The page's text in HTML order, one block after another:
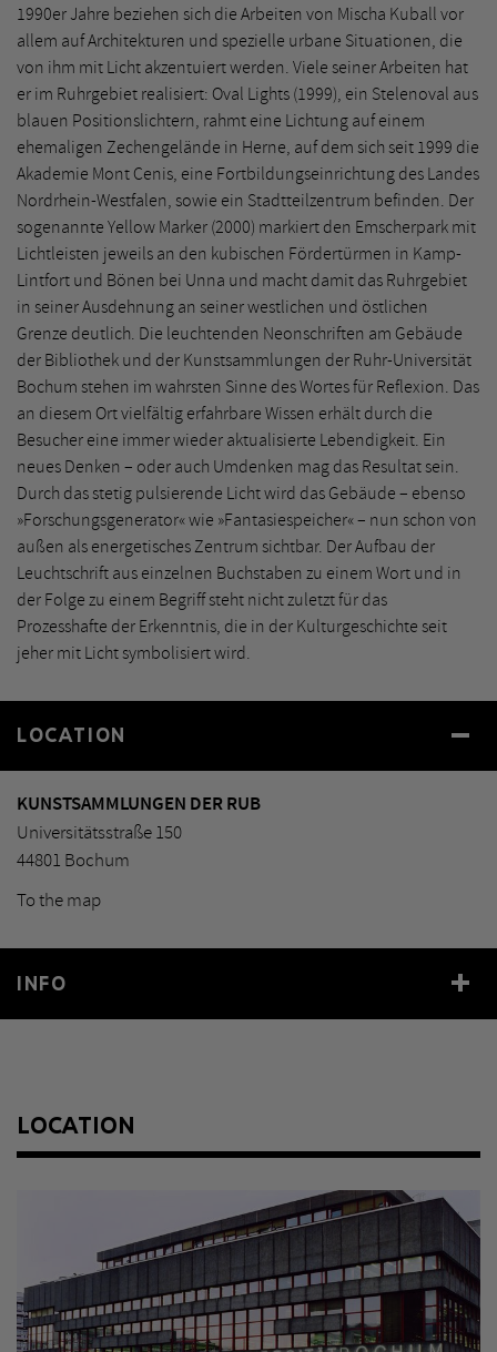
1990er Jahre beziehen sich die Arbeiten von Mischa Kuball vor
allem auf Architekturen und spezielle urbane Situationen, die
von ihm mit Licht akzentuiert werden. Viele seiner Arbeiten hat
er im Ruhrgebiet realisiert: Oval Lights (1999), ein Stelenoval aus
blauen Positionslichtern, rahmt eine Lichtung auf einem
ehemaligen Zechengelände in Herne, auf dem sich seit 1999 die
Akademie Mont Cenis, eine Fortbildungseinrichtung des Landes
Nordrhein-Westfalen, sowie ein Stadtteilzentrum befinden. Der
sogenannte Yellow Marker (2000) markiert den Emscherpark mit
Lichtleisten jeweils an den kubischen Fördertürmen in Kamp-
Lintfort und Bönen bei Unna und macht damit das Ruhrgebiet
in seiner Ausdehnung an seiner westlichen und östlichen
Grenze deutlich. Die leuchtenden Neonschriften am Gebäude
der Bibliothek und der Kunstsammlungen der Ruhr-Universität
Bochum stehen im wahrsten Sinne des Wortes für Reflexion. Das
an diesem Ort vielfältig erfahrbare Wissen erhält durch die
Besucher eine immer wieder aktualisierte Lebendigkeit. Ein
neues Denken – oder auch Umdenken mag das Resultat sein.
Durch das stetig pulsierende Licht wird das Gebäude – ebenso
»Forschungsgenerator« wie »Fantasiespeicher« – nun schon von
außen als energetisches Zentrum sichtbar. Der Aufbau der
Leuchtschrift aus einzelnen Buchstaben zu einem Wort und in
der Folge zu einem Begriff steht nicht zuletzt für das
Prozesshafte der Erkenntnis, die in der Kulturgeschichte seit
jeher mit Licht symbolisiert wird.
LOCATION
KUNSTSAMMLUNGEN DER RUB
Universitätsstraße 150
44801 Bochum
To the map
INFO
LOCATION